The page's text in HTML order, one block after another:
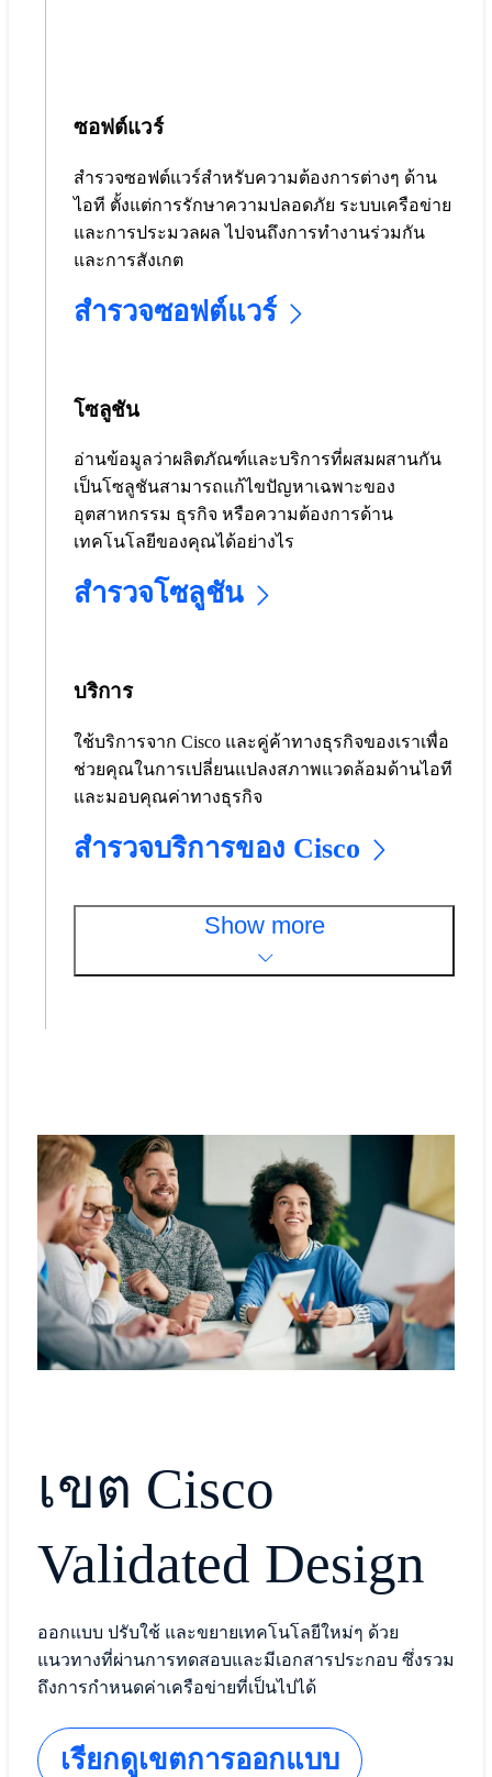
ซอฟต์แวร์
สำรวจซอฟต์แวร์สำหรับความต้องการต่างๆ ด้าน
ไอที ตั้งแต่การรักษาความปลอดภัย ระบบเครือข่าย
และการประมวลผล ไปจนถึงการทำงานร่วมกัน
และการสังเกต
สำรวจซอฟต์แวร์
โซลูชัน
อ่านข้อมูลว่าผลิตภัณฑ์และบริการที่ผสมผสานกัน
เป็นโซลูชันสามารถแก้ไขปัญหาเฉพาะของ
อุตสาหกรรม ธุรกิจ หรือความต้องการด้าน
เทคโนโลยีของคุณได้อย่างไร
สำรวจโซลูชัน
บริการ
ใช้บริการจาก Cisco และคู่ค้าทางธุรกิจของเราเพื่อ
ช่วยคุณในการเปลี่ยนแปลงสภาพแวดล้อมด้านไอที
และมอบคุณค่าทางธุรกิจ
สำรวจบริการของ Cisco
Show more
เขต Cisco
Validated Design
ออกแบบ ปรับใช้ และขยายเทคโนโลยีใหม่ๆ ด้วย
แนวทางที่ผ่านการทดสอบและมีเอกสารประกอบ ซึ่งรวม
ถึงการกำหนดค่าเครือข่ายที่เป็นไปได้
เรียกดูเขตการออกแบบ